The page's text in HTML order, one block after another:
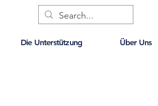
Die Unterstützung Über Uns